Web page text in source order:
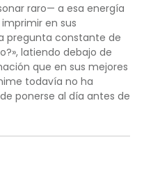
raro— a esa energía
en sus
pregunta constante de
latiendo debajo de
que en sus mejores
todavía no ha
ponerse al día antes de